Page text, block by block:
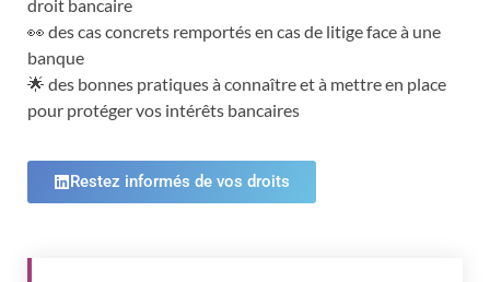
droit bancaire
👀 des cas concrets remportés en cas de litige face à une
banque
🌟 des bonnes pratiques à connaître et à mettre en place
pour protéger vos intérêts bancaires
Restez informés de vos droits